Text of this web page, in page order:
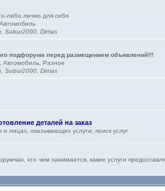
либо лично для себя
Автомобиль
Sobur2000, Dimas
подфорума перед размещением объявлений!!!
Автомобиль, Разное
Sobur2000, Dimas
деталей на заказ
лицах, оказывающих услуги; поиск услуг
кто чем занимается, какие услуги